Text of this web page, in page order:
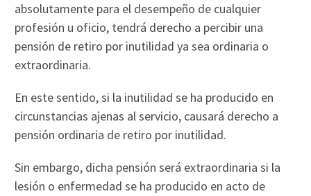
absolutamente para el desempeño de cualquier
profesión u oficio, tendrá derecho a percibir una
pensión de retiro por inutilidad ya sea ordinaria o
extraordinaria.
En este sentido, si la inutilidad se ha producido en
circunstancias ajenas al servicio, causará derecho a
pensión ordinaria de retiro por inutilidad.
Sin embargo, dicha pensión será extraordinaria si la
lesión o enfermedad se ha producido en acto de